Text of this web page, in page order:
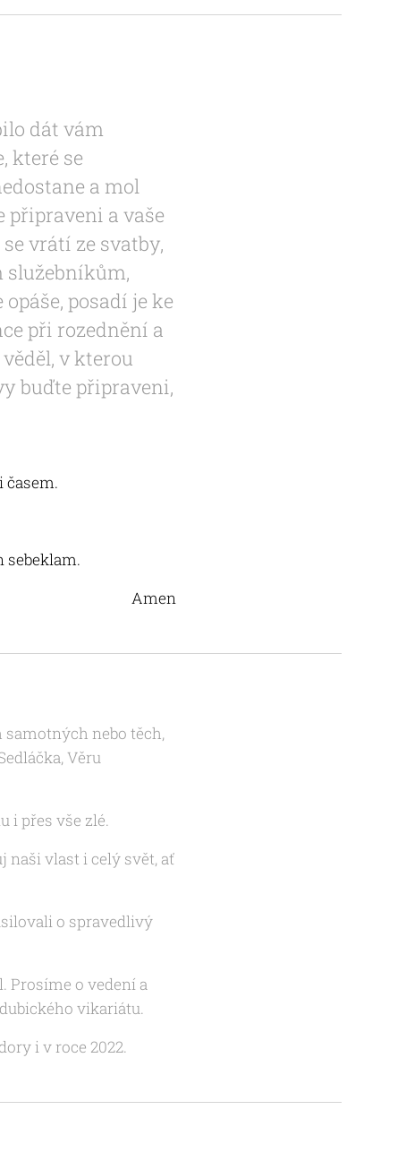
dát vám
které se
a mol
připraveni a vaše
vrátí ze svatby,
služebníkům,
posadí je ke
při rozednění a
v kterou
buďte připraveni,
časem.
sebeklam.
Amen
samotných nebo těch,
Věru
i přes vše zlé.
naši vlast i celý svět, ať
o spravedlivý
Prosíme o vedení a
vikariátu.
i v roce 2022.